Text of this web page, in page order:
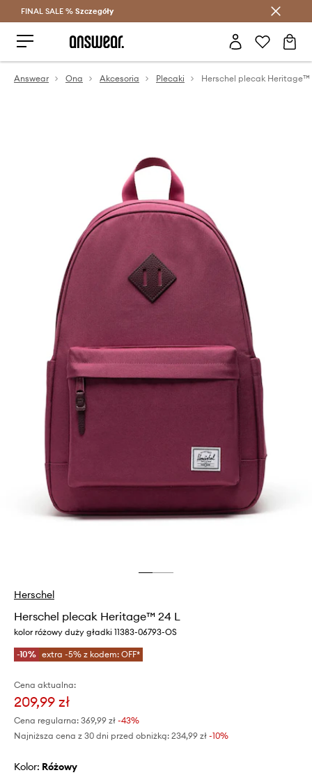
Oszczędzaj z Answear Club >
FINAL SALE % Szczegóły
Answear Ona Akcesoria Plecaki Herschel plecak Heritage™
Herschel
Herschel plecak Heritage™ 24 L
kolor różowy duży gładki 11383-06793-OS
-10% extra -5% z kodem: OFF*
Cena aktualna:
209,99 zł
Cena regularna: 369,99 zł -43%
Najniższa cena z 30 dni przed obniżką: 234,99 zł -10%
Kolor: różowy